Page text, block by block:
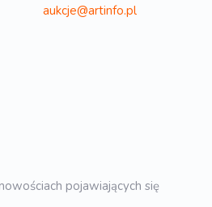
aukcje@artinfo.pl
pojawiających się